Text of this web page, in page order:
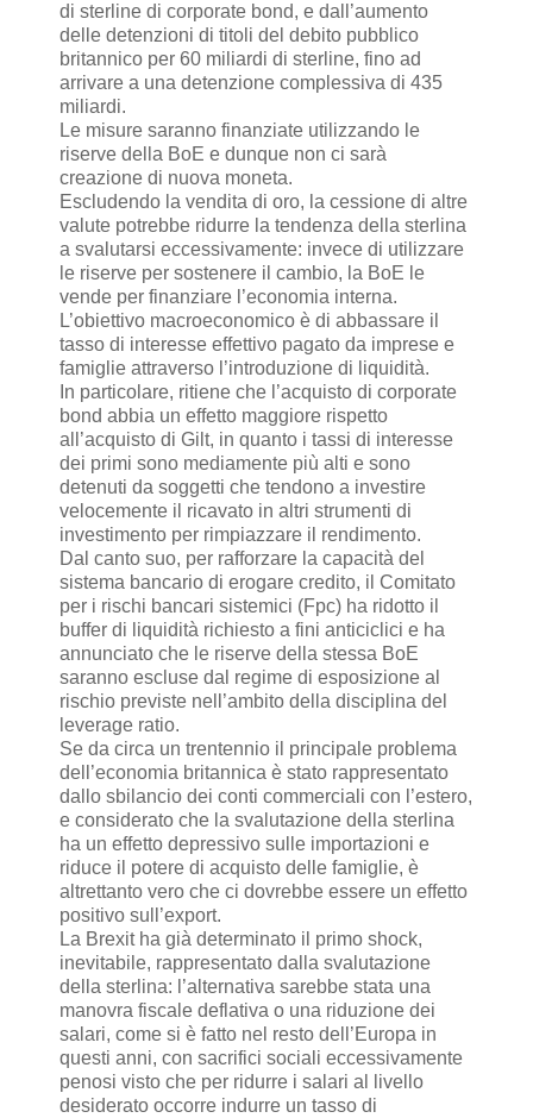
di sterline di corporate bond, e dall’aumento
delle detenzioni di titoli del debito pubblico
britannico per 60 miliardi di sterline, fino ad
arrivare a una detenzione complessiva di 435
miliardi.
Le misure saranno finanziate utilizzando le
riserve della BoE e dunque non ci sarà
creazione di nuova moneta.
Escludendo la vendita di oro, la cessione di altre
valute potrebbe ridurre la tendenza della sterlina
a svalutarsi eccessivamente: invece di utilizzare
le riserve per sostenere il cambio, la BoE le
vende per finanziare l’economia interna.
L’obiettivo macroeconomico è di abbassare il
tasso di interesse effettivo pagato da imprese e
famiglie attraverso l’introduzione di liquidità.
In particolare, ritiene che l’acquisto di corporate
bond abbia un effetto maggiore rispetto
all’acquisto di Gilt, in quanto i tassi di interesse
dei primi sono mediamente più alti e sono
detenuti da soggetti che tendono a investire
velocemente il ricavato in altri strumenti di
investimento per rimpiazzare il rendimento.
Dal canto suo, per rafforzare la capacità del
sistema bancario di erogare credito, il Comitato
per i rischi bancari sistemici (Fpc) ha ridotto il
buffer di liquidità richiesto a fini anticiclici e ha
annunciato che le riserve della stessa BoE
saranno escluse dal regime di esposizione al
rischio previste nell’ambito della disciplina del
leverage ratio.
Se da circa un trentennio il principale problema
dell’economia britannica è stato rappresentato
dallo sbilancio dei conti commerciali con l’estero,
e considerato che la svalutazione della sterlina
ha un effetto depressivo sulle importazioni e
riduce il potere di acquisto delle famiglie, è
altrettanto vero che ci dovrebbe essere un effetto
positivo sull’export.
La Brexit ha già determinato il primo shock,
inevitabile, rappresentato dalla svalutazione
della sterlina: l’alternativa sarebbe stata una
manovra fiscale deflativa o una riduzione dei
salari, come si è fatto nel resto dell’Europa in
questi anni, con sacrifici sociali eccessivamente
penosi visto che per ridurre i salari al livello
desiderato occorre indurre un tasso di